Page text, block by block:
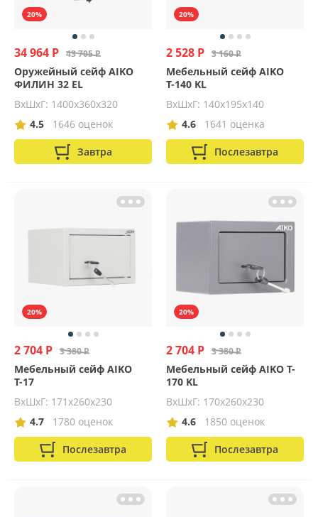
20%
34 964 Р 43 705 Р
Оружейный сейф AIKO
ФИЛИН 32 EL
ВхШхГ: 1400х360х320
4.5
1646 оценок
Завтра
20%
2 528 Р 3 160 Р
Мебельный сейф AIKO
Т-140 KL
ВхШхГ: 140х195х140
4.6
1641 оценка
Послезавтра
20%
2 704 Р 3 380 Р
Мебельный сейф AIKO
Т-17
ВхШхГ: 171х260х230
4.7
1780 оценок
Послезавтра
20%
2 704 Р 3 380 Р
Мебельный сейф AIKO T-
170 KL
ВхШхГ: 170х260х230
4.6
1850 оценок
Послезавтра